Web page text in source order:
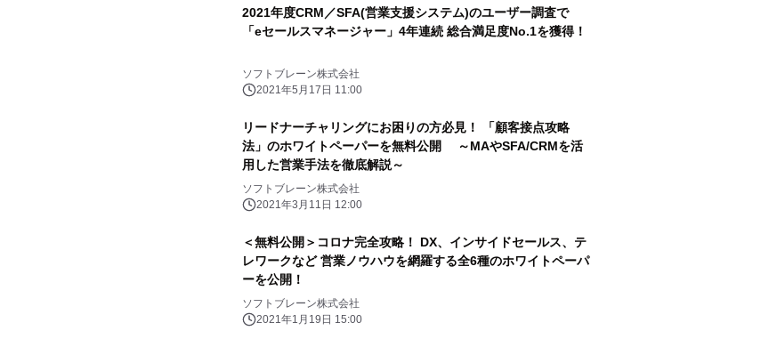
2021年度CRM／SFA(営業支援システム)のユーザー調査で
「eセールスマネージャー」4年連続 総合満足度No.1を獲得！
ソフトブレーン株式会社
2021年5月17日 11:00
リードナーチャリングにお困りの方必見！ 「顧客接点攻略
法」のホワイトペーパーを無料公開 ～MAやSFA/CRMを活
用した営業手法を徹底解説～
ソフトブレーン株式会社
2021年3月11日 12:00
＜無料公開＞コロナ完全攻略！ DX、インサイドセールス、テ
レワークなど 営業ノウハウを網羅する全6種のホワイトペーパ
ーを公開！
ソフトブレーン株式会社
2021年1月19日 15:00